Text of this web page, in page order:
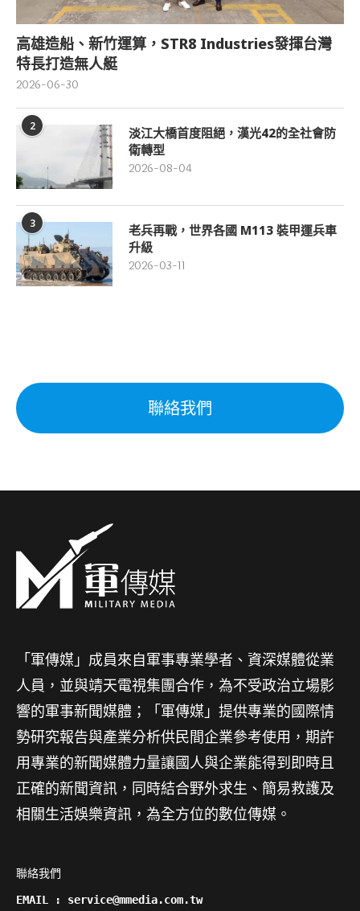
高雄造船、新竹運算，STR8 Industries發揮台灣
特長打造無人艇
2026-06-30
2
淡江大橋首度阻絕，漢光42的全社會防
衛轉型
2026-08-04
3
老兵再戰，世界各國 M113 裝甲運兵車
升級
2026-03-11
聯絡我們
「軍傳媒」成員來自軍事專業學者、資深媒體從業
人員，並與靖天電視集團合作，為不受政治立場影
響的軍事新聞媒體；「軍傳媒」提供專業的國際情
勢研究報告與產業分析供民間企業參考使用，期許
用專業的新聞媒體力量讓國人與企業能得到即時且
正確的新聞資訊，同時結合野外求生、簡易救護及
相關生活娛樂資訊，為全方位的數位傳媒。
聯絡我們
EMAIL : service@mmedia.com.tw